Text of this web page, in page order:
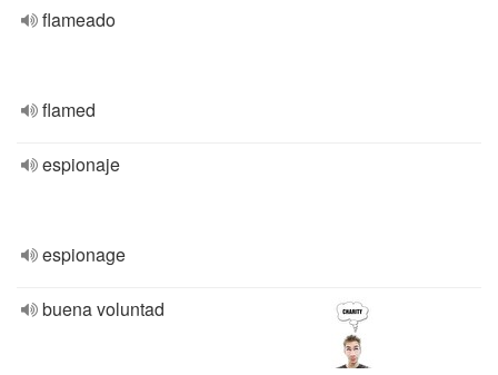
flameado
flamed
espionaje
espionage
buena voluntad